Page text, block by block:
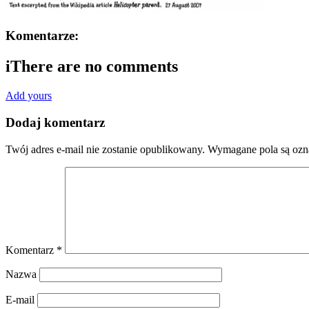
Komentarze:
iThere are no comments
Add yours
Dodaj komentarz
Twój adres e-mail nie zostanie opublikowany. Wymagane pola są
Komentarz *
Nazwa
E-mail